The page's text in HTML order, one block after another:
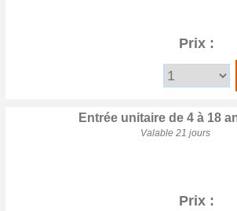
Prix :
Entrée unitaire de 4 à 18
Valable 21 jours
Prix :